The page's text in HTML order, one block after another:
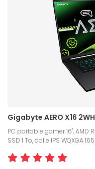
Gigabyte AERO X16
PC portable gamer 16", AMD
SSD 1 To, dalle IPS WQXGA